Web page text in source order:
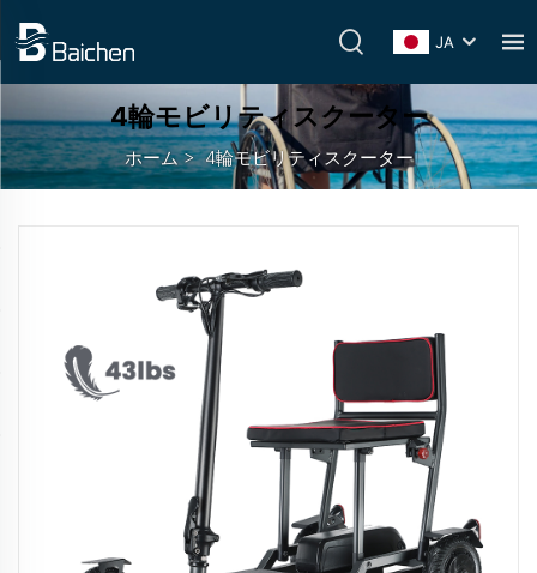
JA
4輪モビリティスクーター
ホーム>4輪モビリティスクーター